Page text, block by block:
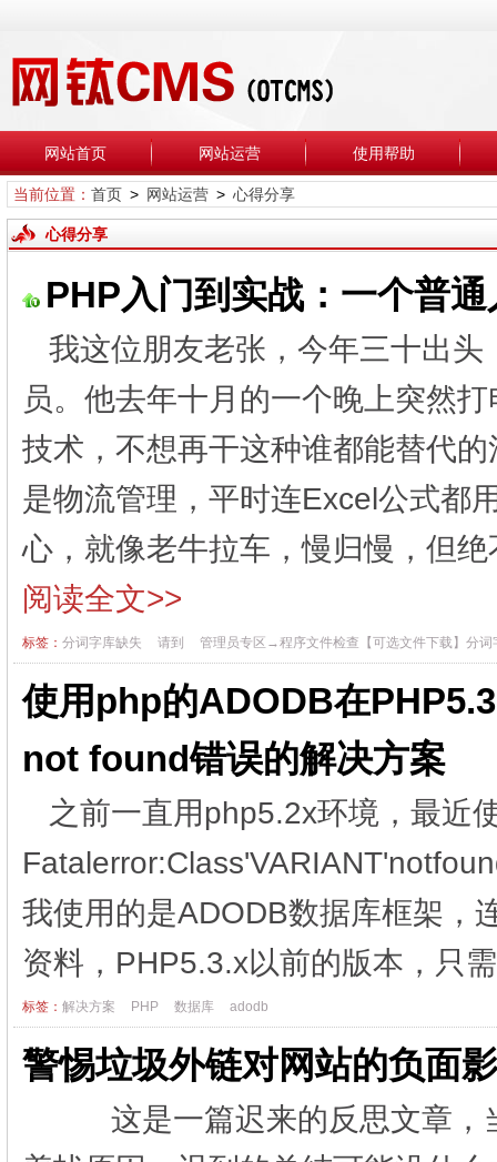
网站首页 网站运营 使用帮助
当前位置： 首页> 网站运营> 心得分享
心得分享
PHP入门到实战：一个普
我这位朋友老张，今年三十出
员。他去年十月的一个晚上突然
技术，不想再干这种谁都能替代
是物流管理，平时连Excel公式都
心，就像老牛拉车，慢归慢，但
阅读全文>>
标签： 分词字库缺失 请到 管理员专区→程序文件检查【可选文件下载】分词
使用php的ADODB在
not found错误的解决方案
之前一直用php5.2x环境，最近
我使用的是ADODB数据库框架，
资料，PHP5.3.x以前的版本，只
标签： 解决方案 PHP 数据库 adodb
警惕垃圾外链对网站的负面
这是一篇迟来的反思文章，